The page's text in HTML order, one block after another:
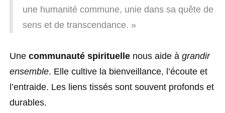
une humanité commune, unie dans sa quête de
sens et de transcendance. »
Une communauté spirituelle nous aide à grandir
ensemble. Elle cultive la bienveillance, l’écoute et
l’entraide. Les liens tissés sont souvent profonds et
durables.